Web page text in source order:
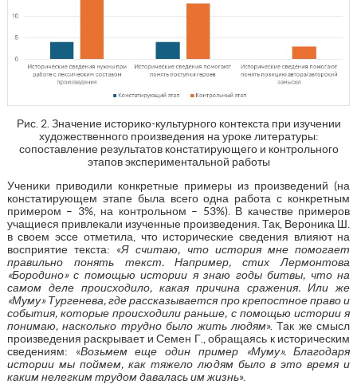
Рис. 2. Значение историко-культурного контекста при изучении
художественного произведения на уроке литературы:
сопоставление результатов констатирующего и контрольного
этапов экспериментальной работы
Ученики приводили конкретные примеры из произведений (на
констатирующем этапе была всего одна работа с конкретным
примером – 3%, на контрольном – 53%). В качестве примеров
учащиеся привлекали изученные произведения. Так, Вероника Ш.
в своем эссе отметила, что исторические сведения влияют на
восприятие текста: «Я считаю, что история мне помогает
правильно понять текст. Например, стих Лермонтова
«Бородино» с помощью истории я знаю годы битвы, что на
самом деле происходило, какая причина сражения. Или же
«Муму» Тургенева, где рассказывается про крепостное право и
события, которые происходили раньше, с помощью истории я
понимаю, насколько трудно было жить людям». Так же смысл
произведения раскрывает и Семен Г., обращаясь к историческим
сведениям: «Возьмем еще один пример «Муму». Благодаря
истории мы поймем, как тяжело людям было в это время и
каким нелегким трудом давалась им жизнь».